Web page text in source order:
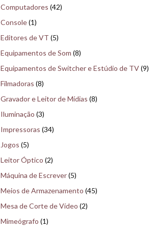
Computadores (42)
Console(1)
Editores de VT (5)
Equipamentos de Som (8)
Equipamentos de Switcher e Estúdio de TV(9)
Filmadoras (8)
Gravador e Leitor de Mídias (8)
Iluminação (3)
Impressoras (34)
Jogos (5)
Leitor Óptico (2)
Máquina de Escrever(5)
Meios de Armazenamento (45)
Mesa de Corte de Vídeo (2)
Mimeógrafo (1)